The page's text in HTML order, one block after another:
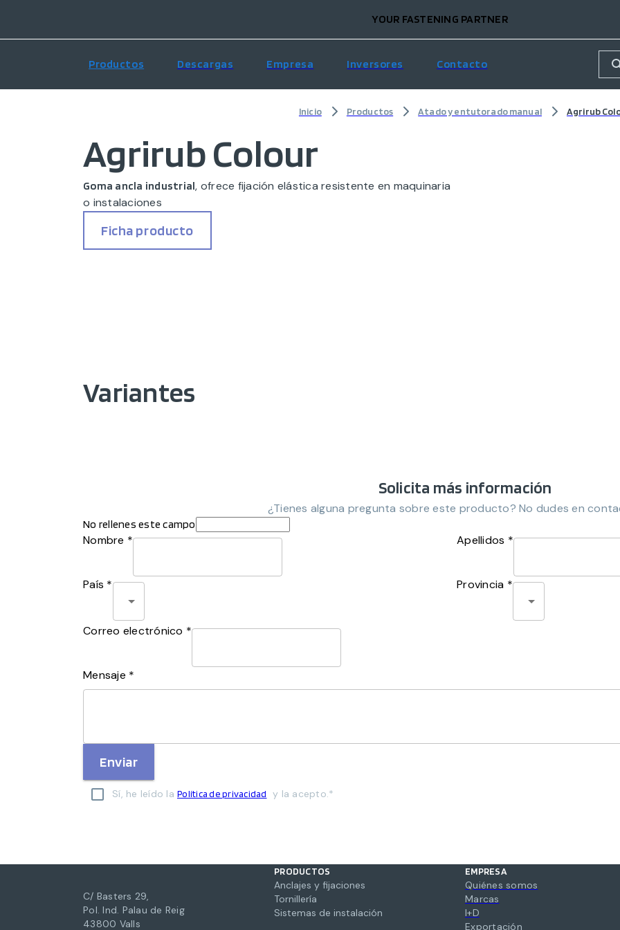
YOUR FASTENING PARTNER
Productos Descargas Empresa Inversores Contacto
Inicio Productos Atado y entutorado manual Agrirub
Agrirub Colour
Goma ancla industrial, ofrece fijación elástica resistente en maquinaria
o instalaciones
Ficha producto
Variantes
Solicita más información
¿Tienes alguna pregunta sobre este producto? No dudes en
No rellenes este campo
Nombre * Apellidos *
País * Provincia *
Correo electrónico *
Mensaje *
Enviar
Sí, he leído la Política de privacidad y la acepto.*
C/ Basters 29,
Pol. Ind. Palau de Reig
43800 Valls
PRODUCTOS
Anclajes y fijaciones
Tornillería
Sistemas de instalación
EMPRESA
Quiénes somos
Marcas
I+D
Exportación